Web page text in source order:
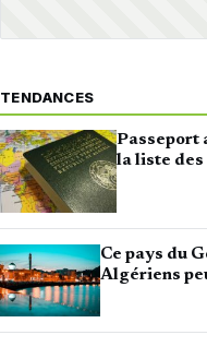
TENDANCES
Passeport
la liste des
Ce pays du
Algériens